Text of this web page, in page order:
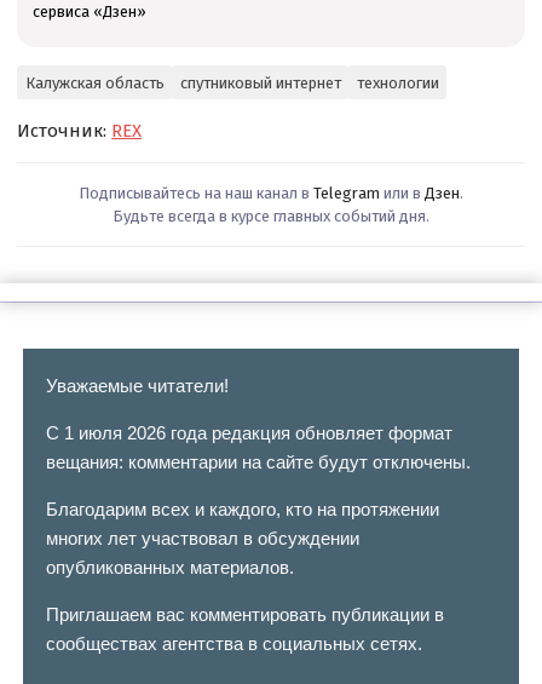
сервиса «Дзен»
Калужская область спутниковый интернет технологии
Источник: REX
Подписывайтесь на наш канал в Telegram или в Дзен.
Будьте всегда в курсе главных событий дня.
Уважаемые читатели!
С 1 июля 2026 года редакция обновляет формат
вещания: комментарии на сайте будут отключены.
Благодарим всех и каждого, кто на протяжении
многих лет участвовал в обсуждении
опубликованных материалов.
Приглашаем вас комментировать публикации в
сообществах агентства в социальных сетях.